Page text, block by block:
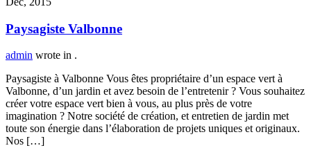
Paysagiste Valbonne
admin wrote in .
Paysagiste à Valbonne Vous êtes propriétaire d’un espace vert à
Valbonne, d’un jardin et avez besoin de l’entretenir ? Vous souhaitez
créer votre espace vert bien à vous, au plus près de votre
imagination ? Notre société de création, et entretien de jardin met
toute son énergie dans l’élaboration de projets uniques et originaux.
Nos […]